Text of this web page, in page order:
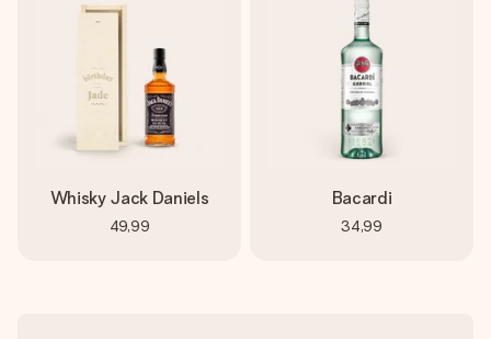
Whisky Jack Daniels
49,99
Bacardi
34,99